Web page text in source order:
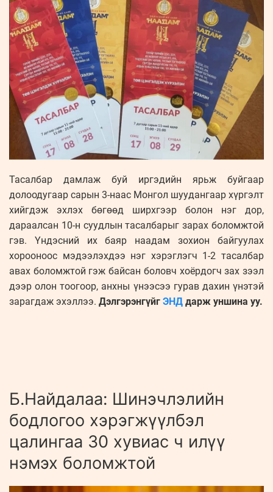
Тасалбар дамлаж буй иргэдийн ярьж буйгаар
долоодугаар сарын 3-наас Монгол шуудангаар хүргэлт
хийгдэж эхлэх бөгөөд ширхгээр болон нэг дор,
дараалсан 10-н суудлын тасалбарыг зарах боломжтой
гэв. Үндэсний их баяр наадам зохион байгуулах
хорооноос мэдээлэхдээ нэг хэрэглэгч 1-2 тасалбар
авах боломжтой гэж байсан боловч хоёрдогч зах зээл
дээр олон тоогоор, анхны үнээсээ гурав дахин үнэтэй
зарагдаж эхэллээ. Дэлгэрэнгүйг ЭНД дарж уншина уу.
Б.Найдалаа: Шинэчлэлийн
бодлогоо хэрэгжүүлбэл
цалингаа 30 хувиас ч илүү
нэмэх боломжтой